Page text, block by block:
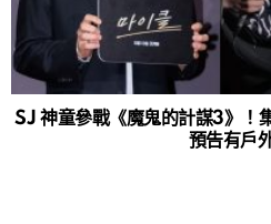
SJ 神童參戰《魔鬼的計謀3》！
預告有戶